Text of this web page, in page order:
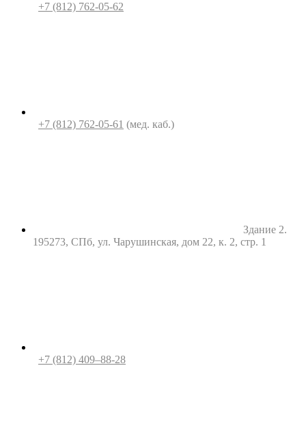
+7 (812) 762-05-62
+7 (812) 762-05-61 (мед. каб.)
Здание 2.
195273, СПб, ул. Чарушинская, дом 22, к. 2, стр. 1
+7 (812) 409–88-28